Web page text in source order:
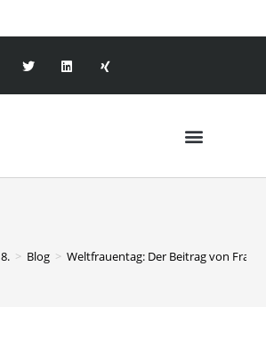
8. > Blog > Weltfrauentag: Der Beitrag von